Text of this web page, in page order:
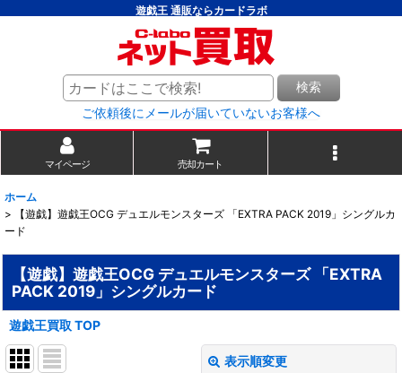
遊戯王 通販ならカードラボ
検索
ご依頼後にメールが届いていないお客様へ
マイページ 売却カート
ホーム
>
【遊戯】遊戯王OCG デュエルモンスターズ 「EXTRA PACK 2019」シングルカ
ード
【遊戯】遊戯王OCG デュエルモンスターズ 「EXTRA
PACK 2019」シングルカード
遊戯王買取 TOP
表示順変更